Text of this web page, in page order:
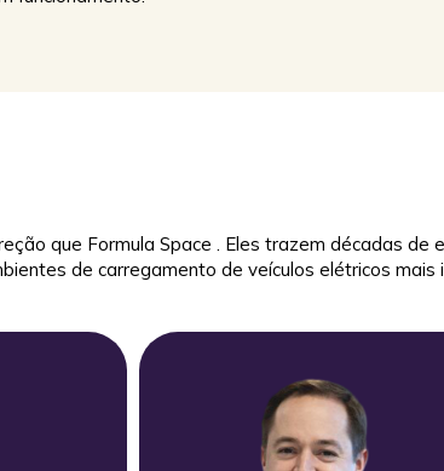
marca mais forte no local.
que Formula Space . Eles trazem décadas de
de carregamento de veículos elétricos